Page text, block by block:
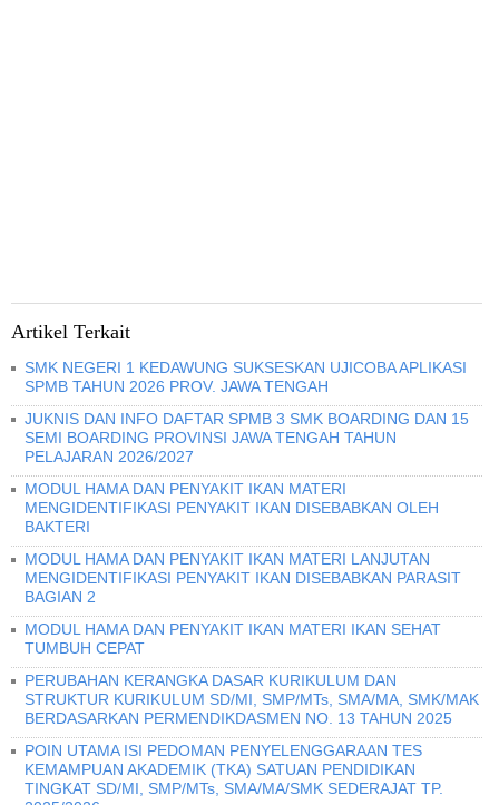
Artikel Terkait
SMK NEGERI 1 KEDAWUNG SUKSESKAN UJICOBA APLIKASI
SPMB TAHUN 2026 PROV. JAWA TENGAH
JUKNIS DAN INFO DAFTAR SPMB 3 SMK BOARDING DAN 15
SEMI BOARDING PROVINSI JAWA TENGAH TAHUN
PELAJARAN 2026/2027
MODUL HAMA DAN PENYAKIT IKAN MATERI
MENGIDENTIFIKASI PENYAKIT IKAN DISEBABKAN OLEH
BAKTERI
MODUL HAMA DAN PENYAKIT IKAN MATERI LANJUTAN
MENGIDENTIFIKASI PENYAKIT IKAN DISEBABKAN PARASIT
BAGIAN 2
MODUL HAMA DAN PENYAKIT IKAN MATERI IKAN SEHAT
TUMBUH CEPAT
PERUBAHAN KERANGKA DASAR KURIKULUM DAN
STRUKTUR KURIKULUM SD/MI, SMP/MTs, SMA/MA, SMK/MAK
BERDASARKAN PERMENDIKDASMEN NO. 13 TAHUN 2025
POIN UTAMA ISI PEDOMAN PENYELENGGARAAN TES
KEMAMPUAN AKADEMIK (TKA) SATUAN PENDIDIKAN
TINGKAT SD/MI, SMP/MTs, SMA/MA/SMK SEDERAJAT TP.